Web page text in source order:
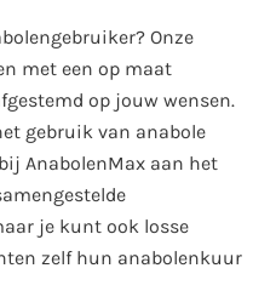
Onze
met een op maat
op jouw wensen.
gebruik van anabole
AnabolenMax aan het
je kunt ook losse
zelf hun anabolenkuur